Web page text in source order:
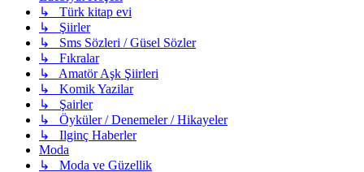
↳ Türk kitap evi
↳ Şiirler
↳ Sms Sözleri / Güsel Sözler
↳ Fıkralar
↳ Amatör Aşk Şiirleri
↳ Komik Yazilar
↳ Şairler
↳ Öyküler / Denemeler / Hikayeler
↳ Ilginç Haberler
Moda
↳ Moda ve Güzellik